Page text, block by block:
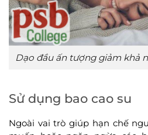
Dạo đầu ấn tượng giảm khả
Sử dụng bao cao su
Ngoài vai trò giúp hạn chế